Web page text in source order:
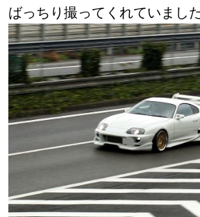
ばっちり撮ってくれていまし